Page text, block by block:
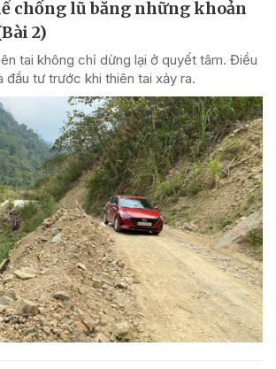
chống lũ bằng những khoản
2)
tai không chỉ dừng lại ở quyết tâm. Điều
đầu tư trước khi thiên tai xảy ra.